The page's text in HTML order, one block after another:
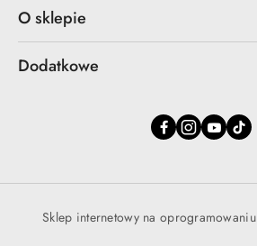
O sklepie
Dodatkowe
Sklep internetowy na oprogramowaniu